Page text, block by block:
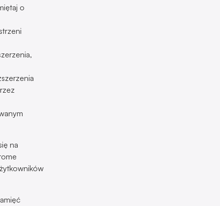
o
na